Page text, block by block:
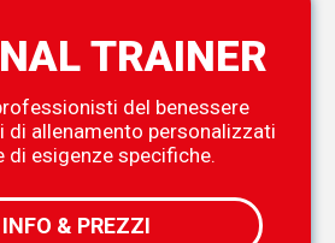
TRAINER
del benessere
allenamento personalizzati
di esigenze specifiche.
INFO & PREZZI